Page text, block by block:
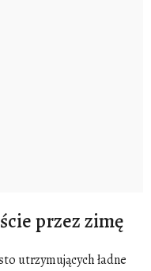
przez zimę
utrzymujących ładne